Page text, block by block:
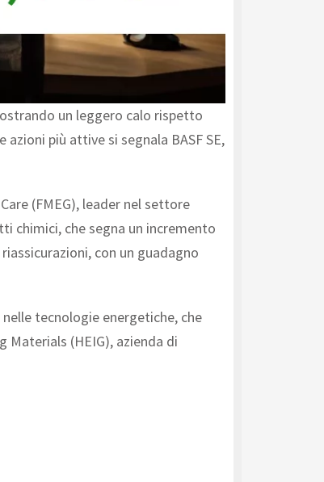
un leggero calo rispetto
più attive si segnala BASF SE,
(FMEG), leader nel settore
chimici, che segna un incremento
con un guadagno
tecnologie energetiche, che
Materials (HEIG), azienda di